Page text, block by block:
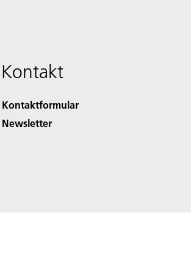
Kontakt
Kontaktformular
Newsletter